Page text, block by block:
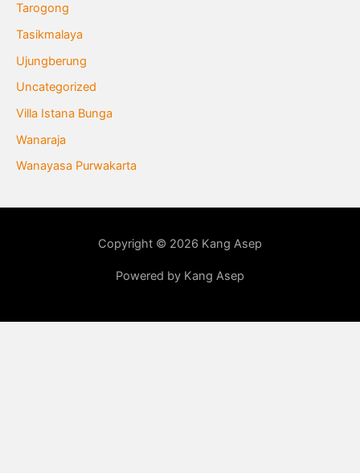
Tarogong
Tasikmalaya
Ujungberung
Uncategorized
Villa Istana Bunga
Wanaraja
Wanayasa Purwakarta
Copyright © 2026 Kang Asep
Powered by Kang Asep